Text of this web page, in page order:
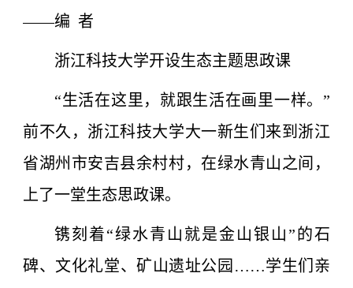
——编 者
浙江科技大学开设生态主题思政课
“生活在这里，就跟生活在画里一样。”
前不久，浙江科技大学大一新生们来到浙江
省湖州市安吉县余村村，在绿水青山之间，
上了一堂生态思政课。
镌刻着“绿水青山就是金山银山”的石
碑、文化礼堂、矿山遗址公园……学生们亲